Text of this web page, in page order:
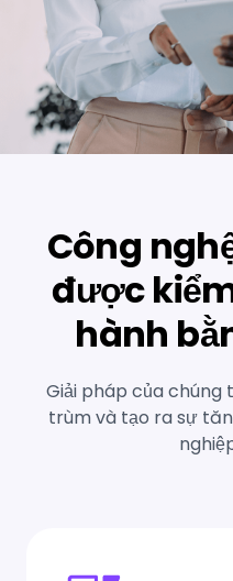
Công
được
hành
Giải pháp của
trùm và tạo ra sự